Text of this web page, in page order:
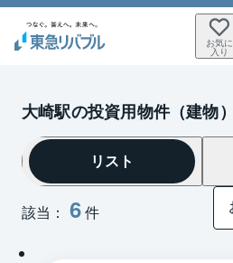
お気に
入り
大崎駅の投資用物件（建物）
該当： 6件
リスト
1 / 0